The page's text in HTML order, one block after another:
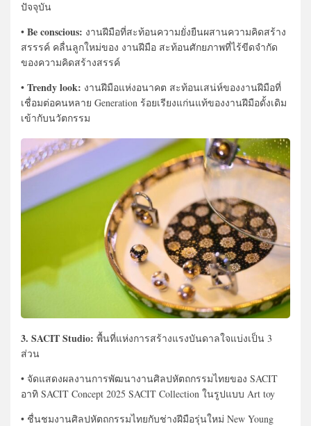
ปัจจุบัน
• Be conscious: งานฝีมือที่สะท้อนความยั่งยืนผสานความคิดสร้าง
สรรรค์ คลื่นลูกใหม่ของ งานฝีมือ สะท้อนศักยภาพที่ไร้ขีดจำกัด
ของความคิดสร้างสรรค์
• Trendy look: งานฝีมือแห่งอนาคต สะท้อนเสน่ห์ของงานฝีมือที่
เชื่อมต่อคนหลาย Generation ร้อยเรียงแก่นแท้ของงานฝีมือดั้งเดิม
เข้ากับนวัตกรรม
3. SACIT Studio: พื้นที่แห่งการสร้างแรงบันดาลใจแบ่งเป็น 3
ส่วน
• จัดแสดงผลงานการพัฒนางานศิลปหัตถกรรมไทยของ SACIT
อาทิ SACIT Concept 2025 SACIT Collection ในรูปแบบ Art toy
• ชื่นชมงานศิลปหัตถกรรมไทยกับช่างฝีมือรุ่นใหม่ New Young